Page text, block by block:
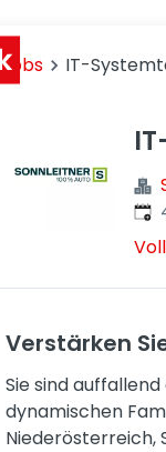
Jobs IT-
Verstärken
Sie sind
dynamischen
Niederösterreich,